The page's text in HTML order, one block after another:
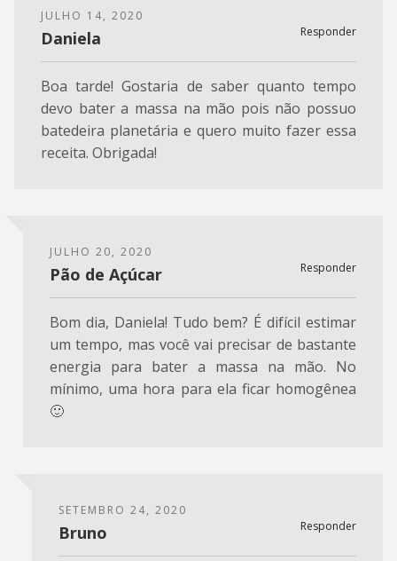
JULHO 14, 2020
Responder
Daniela
Boa tarde! Gostaria de saber quanto tempo
devo bater a massa na mão pois não possuo
batedeira planetária e quero muito fazer essa
receita. Obrigada!
JULHO 20, 2020
Responder
Pão de Açúcar
Bom dia, Daniela! Tudo bem? É difícil estimar
um tempo, mas você vai precisar de bastante
energia para bater a massa na mão. No
mínimo, uma hora para ela ficar homogênea
🙂
SETEMBRO 24, 2020
Responder
Bruno